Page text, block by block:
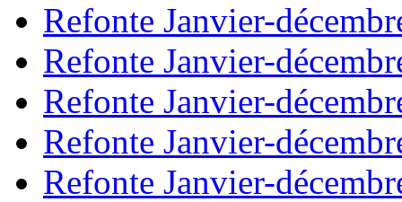
Refonte Janvier-
Refonte Janvier-
Refonte Janvier-
Refonte Janvier-
Refonte Janvier-